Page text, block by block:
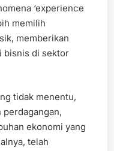
‘experience
memilih
memberikan
bisnis di sektor
tidak menentu,
ekonomi yang
telah